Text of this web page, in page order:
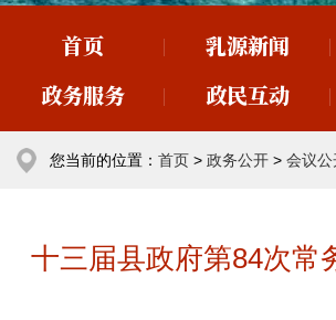
首页 乳源新闻
政务服务
政民互动
您当前的位置： 首页 > 政务公开 > 会议公
十三届县政府第84次常